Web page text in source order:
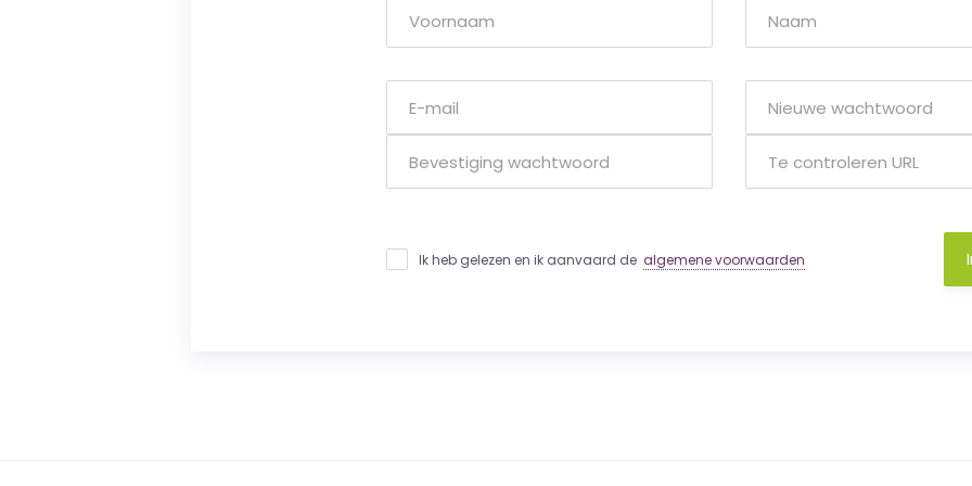
Ik heb gelezen en ik aanvaard de algemene voorwaarden